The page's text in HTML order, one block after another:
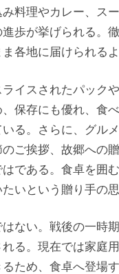
料理やカレー、ス
歩が挙げられる。
各地に届けられるよ
イスされたパック
保存にも優れ、食
る。さらに、グル
ご挨拶、故郷への
である。食卓を囲
いという贈り手の思
ない。戦後の一時
る。現在では家庭
ため、食卓へ登場